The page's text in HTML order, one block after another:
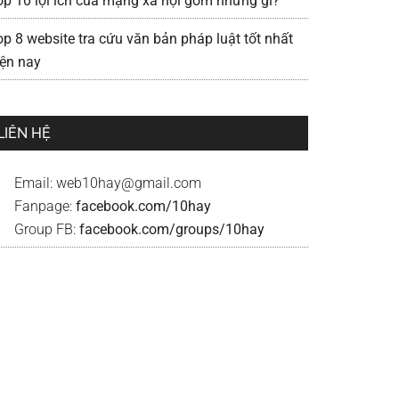
8 website tra cứu văn bản pháp luật tốt nhất
nay
HỆ
Email: web10hay@gmail.com
Fanpage: facebook.com/10hay
Group FB: facebook.com/groups/10hay